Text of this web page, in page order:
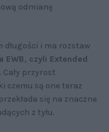
odmianę
długości i ma rozstaw
EWB, czyli Extended
Cały przyrost
czemu są one teraz
się na znaczne
z tyłu.